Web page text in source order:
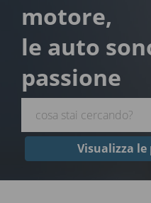
motore,
le auto
passione
Visualizza